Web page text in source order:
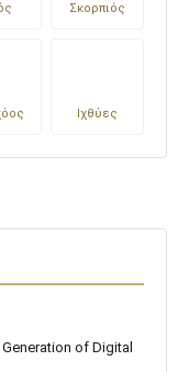
Σκορπιός
Ιχθύες
of Digital